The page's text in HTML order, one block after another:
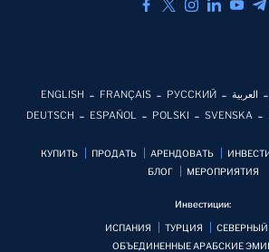
ENGLISH FRANÇAIS РУССКИЙ العربية
DEUTSCH
ESPAÑOL POLSKI SVENSKA
КУПИТЬ ПРОДАТЬ АРЕНДОВАТЬ
БЛОГ
MЕРОПРИЯТИЯ
Инвестиции:
ИСПАНИЯ ТУРЦИЯ
ОБЪЕДИНЕННЫЕ АРАБСКИЕ